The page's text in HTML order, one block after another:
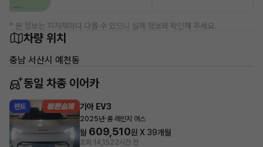
* 본 정보는 지자체마다 다를 수 있으니 실제 정보와 확인해 주세요.
차량 위치
충남 서산시 예천동
동일 차종 이어카
렌트 기아 EV3
2025년·롱 레인지 어스
월 609,510원 X 39개월
조회 14,1522시간 전